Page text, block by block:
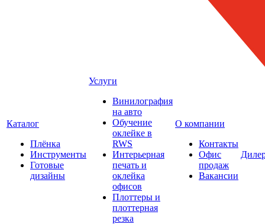
Каталог
Плёнка
Инструменты
Готовые
дизайны
Услуги
Винилография
на авто
Обучение
оклейке в
RWS
Интерьерная
печать и
оклейка
офисов
Плоттеры и
плоттерная
резка
О компании
Контакты
Офис
продаж
Вакансии